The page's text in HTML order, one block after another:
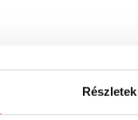
Részletek